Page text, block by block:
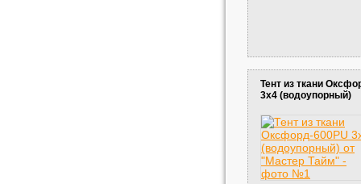
Тент из ткани
3х4 (водоупорный)